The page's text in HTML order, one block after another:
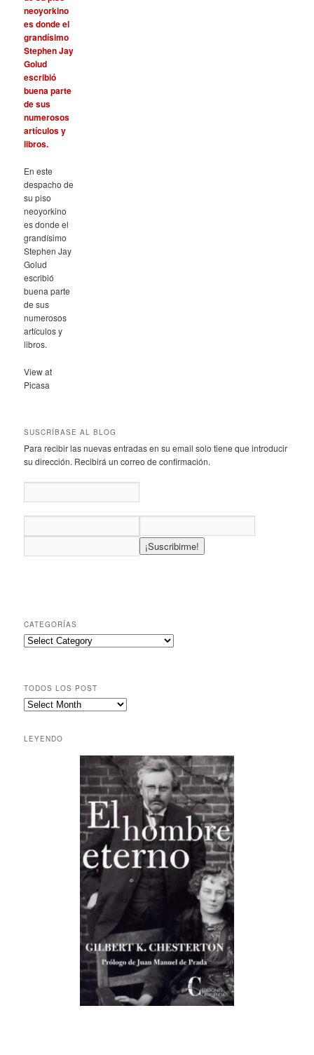
En este
despacho de
su piso
neoyorkino
es donde el
grandísimo
Stephen Jay
Golud
escribió
buena parte
de sus
numerosos
artículos y
libros.
View at
Picasa
SUSCRÍBASE AL BLOG
Para recibir las nuevas entradas en su email solo tiene que introducir
su dirección. Recibirá un correo de confirmación.
CATEGORÍAS
TODOS LOS POST
LEYENDO